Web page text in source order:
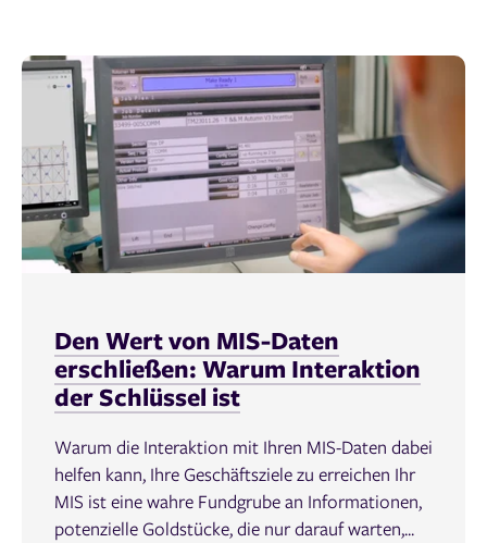
Den Wert von MIS-Daten
erschließen: Warum Interaktion
der Schlüssel ist
Warum die Interaktion mit Ihren MIS-Daten dabei
helfen kann, Ihre Geschäftsziele zu erreichen Ihr
MIS ist eine wahre Fundgrube an Informationen,
potenzielle Goldstücke, die nur darauf warten,...